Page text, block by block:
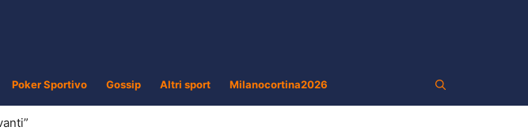
Poker Sportivo Gossip Altri sport Milanocortina2026